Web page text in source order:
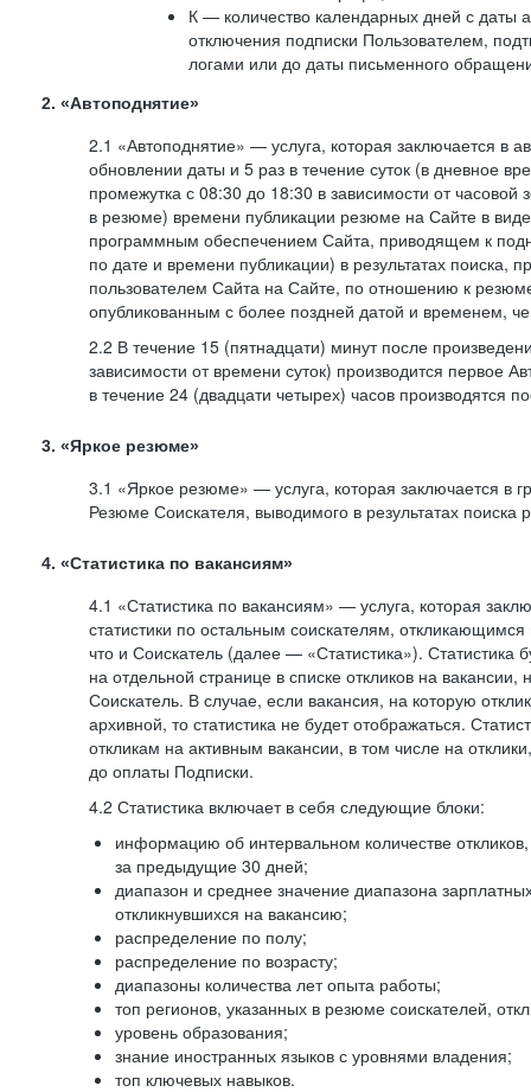
К — количество календарных дней с даты
отключения подписки Пользователем,
логами или до даты письменного
2. «Автоподнятие»
2.1 «Автоподнятие» — услуга, которая заключается в
обновлении даты и 5 раз в течение суток (в дневное
промежутка с 08:30 до 18:30 в зависимости от часовой
в резюме) времени публикации резюме на Сайте в
программным обеспечением Сайта, приводящем к
по дате и времени публикации) в результатах поиска,
пользователем Сайта на Сайте, по отношению к
опубликованным с более поздней датой и временем,
2.2 В течение 15 (пятнадцати) минут после
зависимости от времени суток) производится первое
в течение 24 (двадцати четырех) часов производятся
3. «Яркое резюме»
3.1 «Яркое резюме» — услуга, которая заключается в
Резюме Соискателя, выводимого в результатах поиска
4. «Статистика по вакансиям»
4.1 «Статистика по вакансиям» — услуга, которая
статистики по остальным соискателям,
что и Соискатель (далее — «Статистика»). Статистика
на отдельной странице в списке откликов на вакансии,
Соискатель. В случае, если вакансия, на которую
архивной, то статистика не будет отображаться.
откликам на активным вакансии, в том числе на
до оплаты Подписки.
4.2 Статистика включает в себя следующие блоки:
информацию об интервальном количестве
за предыдущие 30 дней;
диапазон и среднее значение диапазона
откликнувшихся на вакансию;
распределение по полу;
распределение по возрасту;
диапазоны количества лет опыта работы;
топ регионов, указанных в резюме соискателей,
уровень образования;
знание иностранных языков с уровнями владения;
топ ключевых навыков.